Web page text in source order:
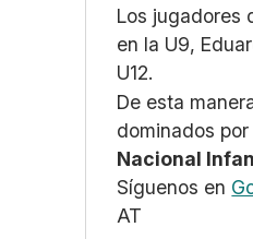
Los jugadores
en la U9,
U12.
De esta
dominados
Nacional
Síguenos en
AT